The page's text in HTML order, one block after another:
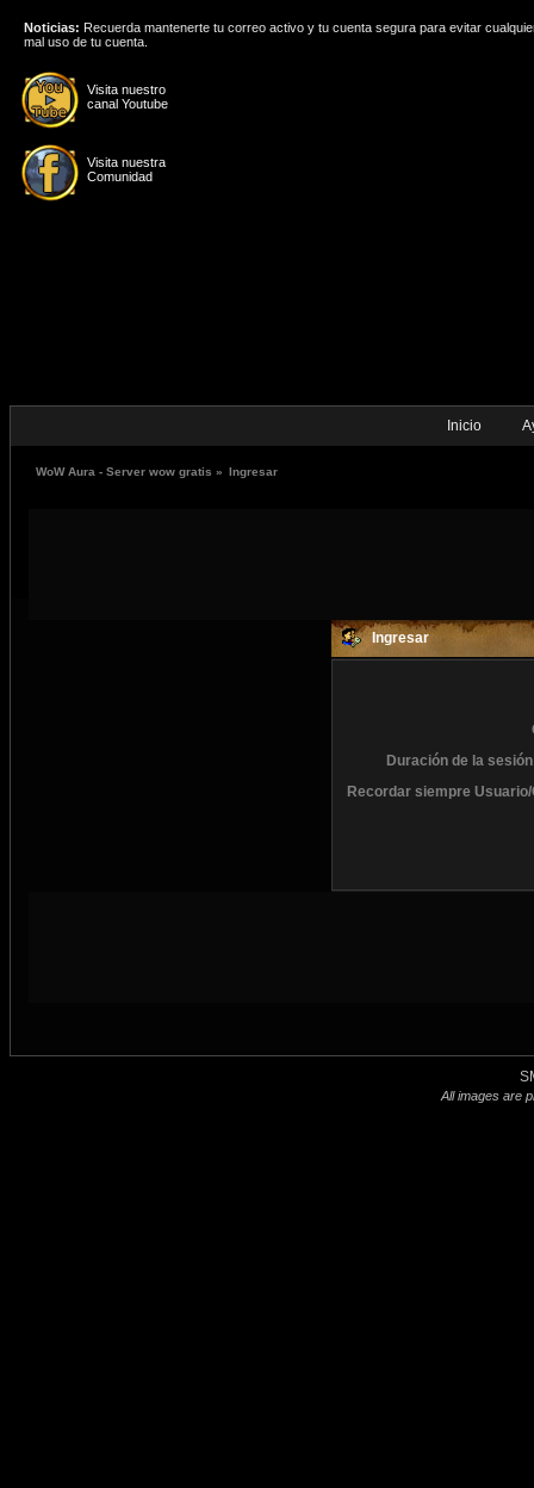
Visita nuestro
canal Youtube
Visita nuestra
Comunidad
Noticias: Recuerda mantenerte tu correo activo y tu cuenta segura para evitar
mal uso de tu cuenta.
Inicio
WoW Aura - Server wow gratis » Ingresar
Ingresar
Duración de la
Recordar siempre
All images are